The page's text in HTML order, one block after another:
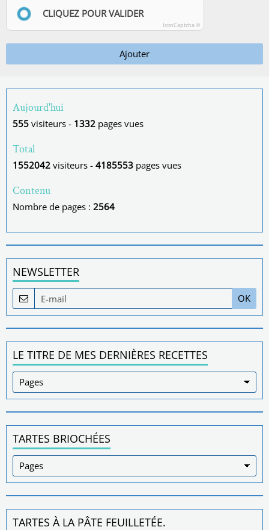
CLIQUEZ POUR VALIDER
IconCaptcha ©
Ajouter
Aujourd'hui
555 visiteurs - 1332 pages vues
Total
1552042 visiteurs - 4185553 pages vues
Contenu
Nombre de pages : 2564
NEWSLETTER
OK
LE TITRE DE MES DERNIÈRES RECETTES
TARTES BRIOCHÉES
TARTES À LA PÂTE FEUILLETÉE.